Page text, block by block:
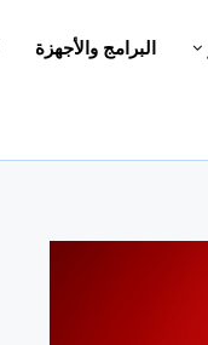
البرامج والأجهزة